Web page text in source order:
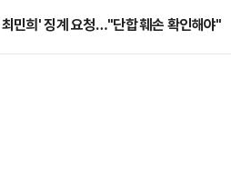
민희' 징계 요청…"단합 훼손 확인해야"